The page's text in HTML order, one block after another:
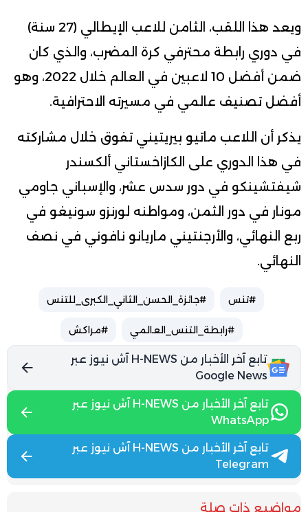
ويعد هذا اللقب، الثامن للاعب الإيطالي (27 سنة)
في دوري رابطة محترفي كرة المضرب، والذي كان
ضمن أفضل 10 لاعبين في العالم خلال 2022، وهو
أفضل تصنيف عالمي في مسيرته الاحترافية.
يذكر أن اللاعب ماتيو بيريتيني تفوق خلال مشاركته
في هذا الدوري على الكازاخستاني ألكسندر
شيفتشينكو في دور سدس عشر، والإسباني جاومي
مونار في دور الثمن، ومواطنه لورنزو سونيغو في
ربع النهائي، والأرجنتيني ماريانو نافوني في نصف
النهائي.
#تنس #جائزة_الحسن_الثاني_الكبرى_للتنس
#رابطة_التنس_العالمي #مراكش
تابع آخر الأخبار من H-NEWS آش نيوز عبر
Google News
تابع آخر الأخبار من H-NEWS آش نيوز عبر
WhatsApp
تابع آخر الأخبار من H-NEWS آش نيوز عبر
Telegram
مواضيع ذات صلة